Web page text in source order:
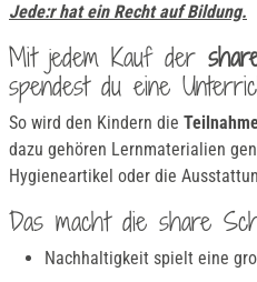
Jede:r hat ein Recht auf Bildung.
Mit jedem Kauf der
spendest du eine
So wird den Kindern die
dazu gehören Lernmaterialien
Hygieneartikel oder die
Das macht die share
Nachhaltigkeit spielt eine